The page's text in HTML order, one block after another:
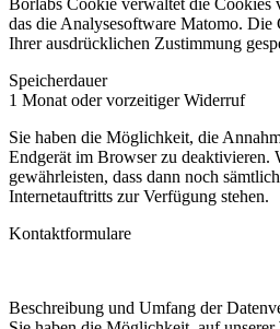
das die Analysesoftware Matomo. Die
Ihrer ausdrücklichen Zustimmung
Speicherdauer
1 Monat oder vorzeitiger Widerruf
Sie haben die Möglichkeit, die
Endgerät im Browser zu deaktivieren.
gewährleisten, dass dann noch
Internetauftritts zur Verfügung stehen.
Kontaktformulare
Beschreibung und Umfang der